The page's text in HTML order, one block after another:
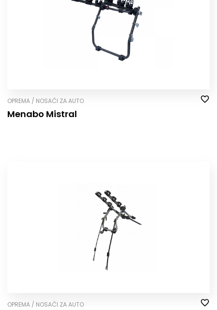
OPREMA / NOSAČI ZA AUTO
Menabo Mistral
OPREMA / NOSAČI ZA AUTO